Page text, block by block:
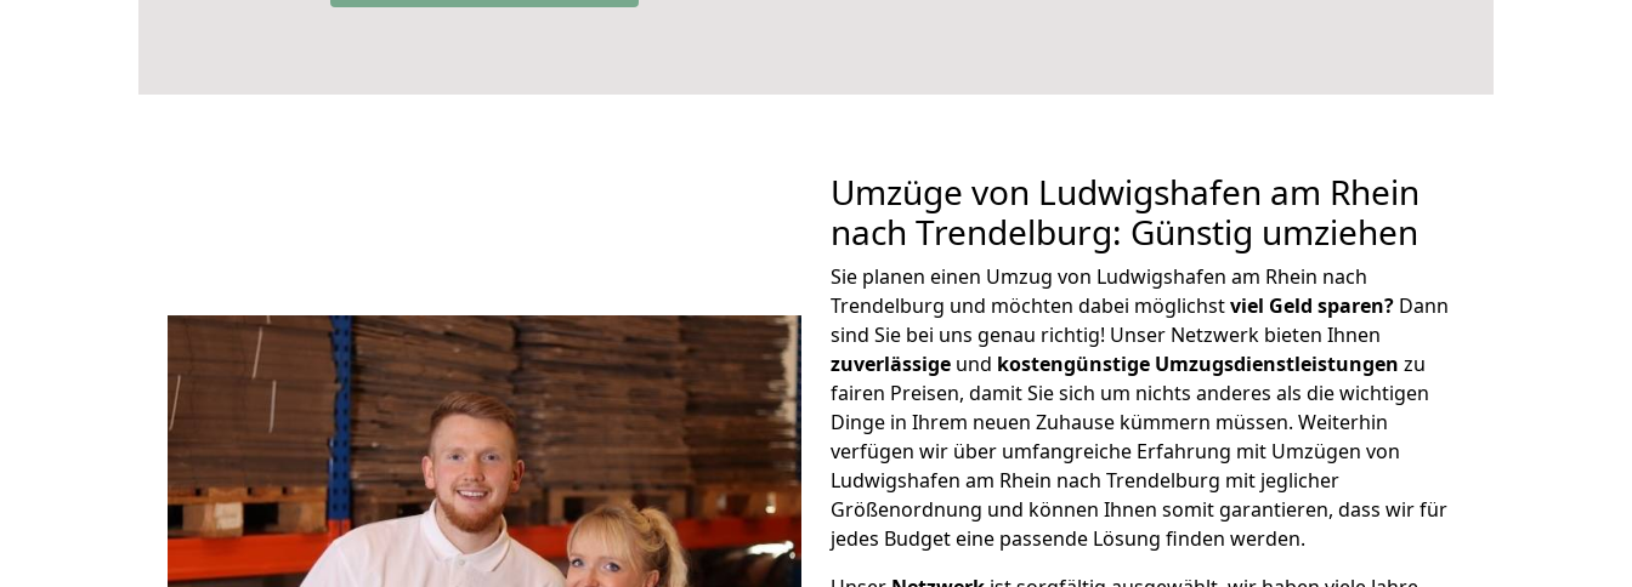
Umzüge von Ludwigshafen am Rhein
nach Trendelburg: Günstig umziehen
Sie planen einen Umzug von Ludwigshafen am Rhein nach
Trendelburg und möchten dabei möglichstviel Geld sparen? Dann
sind Sie bei uns genau richtig! Unser Netzwerk bieten Ihnen
zuverlässige und kostengünstige Umzugsdienstleistungen zu
fairen Preisen, damit Sie sich um nichts anderes als die wichtigen
Dinge in Ihrem neuen Zuhause kümmern müssen. Weiterhin
verfügen wir über umfangreiche Erfahrung mit Umzügen von
Ludwigshafen am Rhein nach Trendelburg mit jeglicher
Größenordnung und können Ihnen somit garantieren, dass wir für
jedes Budget eine passende Lösung finden werden.